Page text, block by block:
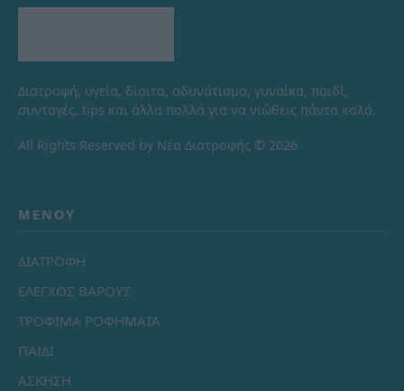
Διατροφή, υγεία, δίαιτα, αδυνάτισμα, γυναίκα, παιδί,
συνταγές, tips και άλλα πολλά για να νιώθεις πάντα καλά.
All Rights Reserved by Νέα Διατροφής © 2026
ΜΕΝΟΎ
ΔΙΑΤΡΟΦΗ
ΕΛΕΓΧΟΣ ΒΑΡΟΥΣ
ΤΡΟΦΙΜΑ ΡΟΦΗΜΑΤΑ
ΠΑΙΔΙ
ΑΣΚΗΣΗ